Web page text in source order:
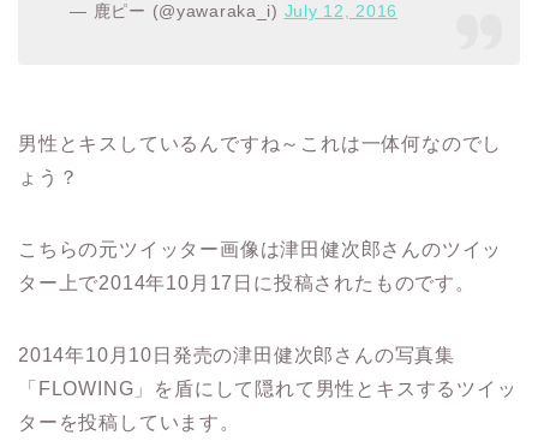
— 鹿ピー (@yawaraka_i) July 12, 2016
男性とキスしているんですね～これは一体何なのでし
ょう？
こちらの元ツイッター画像は津田健次郎さんのツイッ
ター上で2014年10月17日に投稿されたものです。
2014年10月10日発売の津田健次郎さんの写真集
「FLOWING」を盾にして隠れて男性とキスするツイッ
ターを投稿しています。